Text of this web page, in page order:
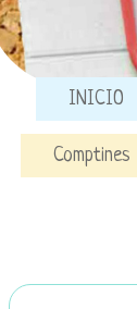
INICIO
Comptines